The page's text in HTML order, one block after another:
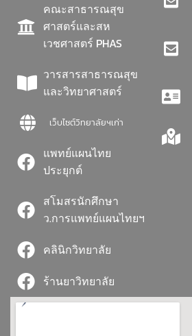
คณะสาธารณสุข
ศาสตร์และสห
เวชศาสตร์ PHAS
วารสารสาธารณสุข
และวิทยาศาสตร์
เว็บไซต์วิทยาลัยฯเก่า
แพทย์แผนไทย
ประยุกต์
สโมสรนักศึกษา
ว.การแพทย์แผนไทยฯ
คลินิกวิทยาลัย
ร้านยาวิทยาลัย